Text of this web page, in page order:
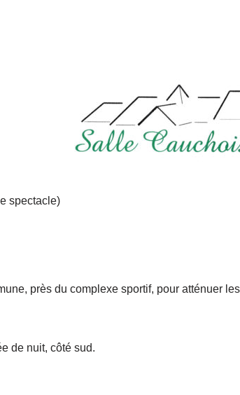
spectacle)
près du complexe sportif, pour atténuer les
de nuit, côté sud.